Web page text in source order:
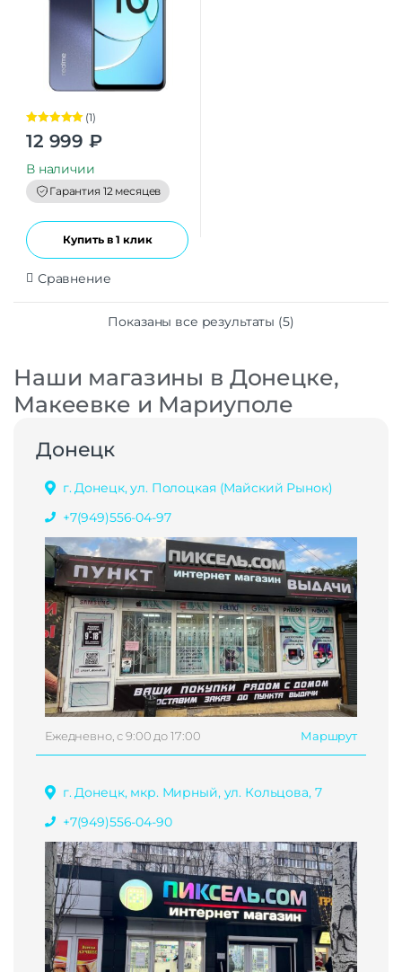
Оценка 5.00
из 5
(1)
12 999 ₽
В наличии
Гарантия 12 месяцев
Купить в 1 клик
Сравнение
Показаны все результаты (5)
Наши магазины в Донецке,
Макеевке и Мариуполе
Донецк
г. Донецк, ул. Полоцкая (Майский Рынок)
+7(949)556-04-97
Ежедневно, с 9:00 до 17:00 Маршрут
г. Донецк, мкр. Мирный, ул. Кольцова, 7
+7(949)556-04-90